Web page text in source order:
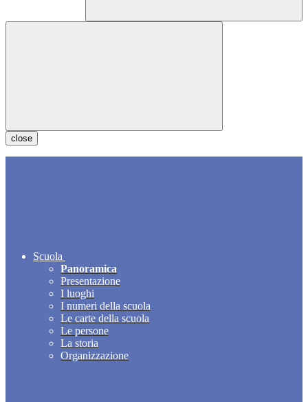
close
Scuola
Panoramica
Presentazione
I luoghi
I numeri della scuola
Le carte della scuola
Le persone
La storia
Organizzazione